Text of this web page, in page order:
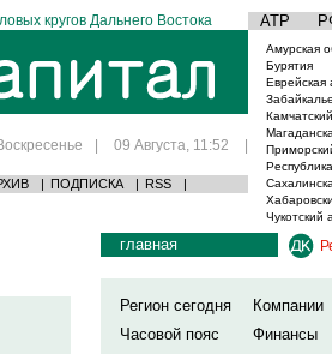
кругов Дальнего Востока АТР
| 09 Августа, 11:52 |
| ПОДПИСКА | RSS |
Амурская
Бурятия
Еврейская
Чукотский
главная
Регион сегодня
Компании
Часовой пояс
Финансы